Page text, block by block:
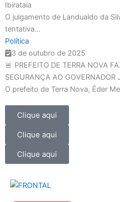
Ibirataia
O julgamento de Landualdo da
tentativa...
Política
3 de outubro de 2025
🚨 PREFEITO DE TERRA NOVA
SEGURANÇA AO GOVERNADOR
O prefeito de Terra Nova, Éder
Clique aqui
Clique aqui
Clique aqui